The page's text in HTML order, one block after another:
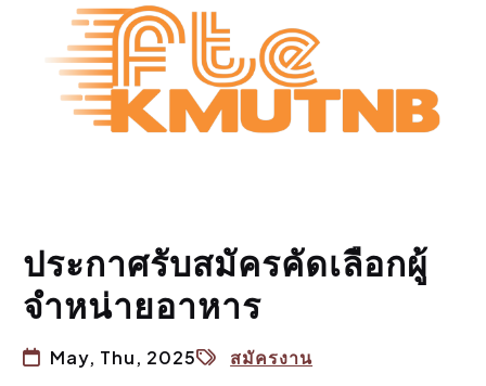
ประกาศรับสมัครคัดเลือกผู้
จำหน่ายอาหาร
May, Thu, 2025 สมัครงาน